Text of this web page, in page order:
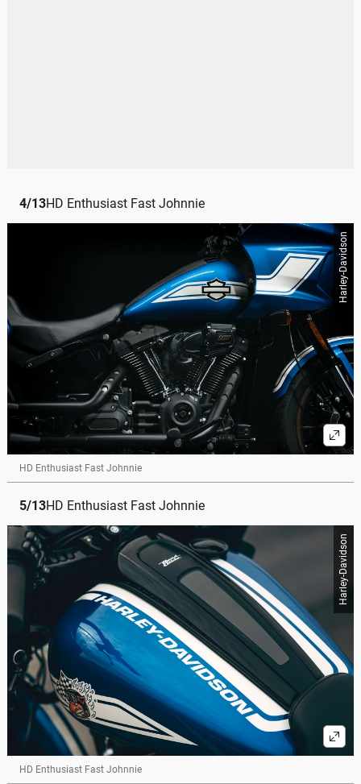
4/13HD Enthusiast Fast Johnnie
Harley-Davidson
HD Enthusiast Fast Johnnie
5/13HD Enthusiast Fast Johnnie
Harley-Davidson
HD Enthusiast Fast Johnnie